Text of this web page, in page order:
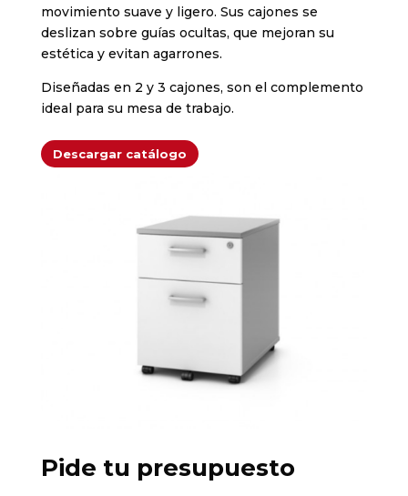
movimiento suave y ligero. Sus cajones se
deslizan sobre guías ocultas, que mejoran su
estética y evitan agarrones.
Diseñadas en 2 y 3 cajones, son el complemento
ideal para su mesa de trabajo.
Descargar catálogo
Pide tu presupuesto